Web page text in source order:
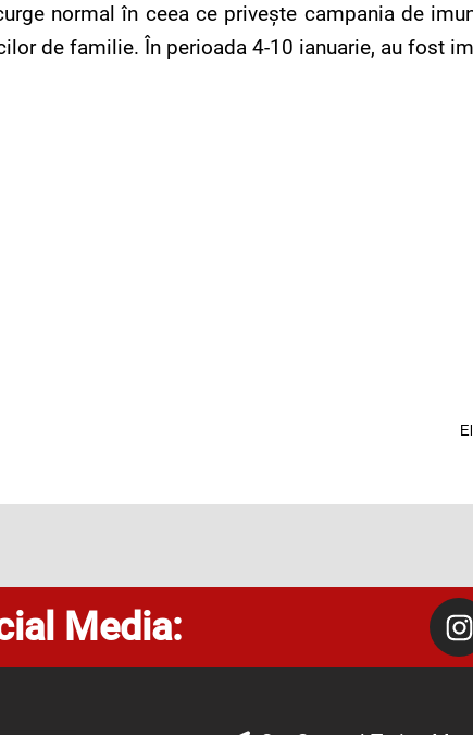
normal în ceea ce privește campania de
de familie. În perioada 4-10 ianuarie, au fost
Media:
I
n
s